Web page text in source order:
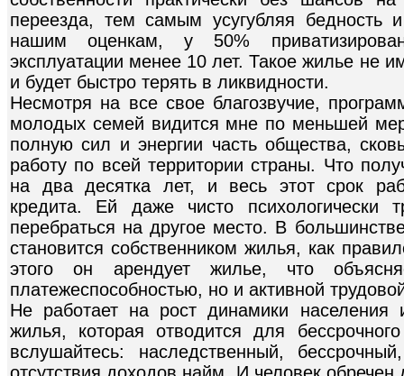
переезда, тем самым усугубляя бедность
нашим оценкам, у 50%
эксплуатации менее 10 лет. Такое жилье не
и будет быстро терять в ликвидности.
Несмотря на все свое благозвучие,
молодых семей видится мне по меньшей
полную сил и энергии часть общества,
работу по всей территории страны. Что
на два десятка лет, и весь этот срок
кредита. Ей даже чисто психологически
перебраться на другое место. В
становится собственником жилья, как
этого он арендует жилье, что
платежеспособностью, но и активной
Не работает на рост динамики населения
жилья, которая отводится для
вслушайтесь: наследственный,